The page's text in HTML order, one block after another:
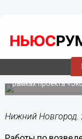
23.03.202016:52
подключат к
Строительство
рамках проекта
Нижний Новгород.